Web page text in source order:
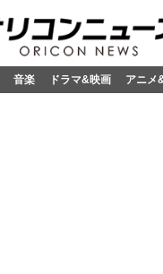
音楽 ドラマ&映画 アニメ